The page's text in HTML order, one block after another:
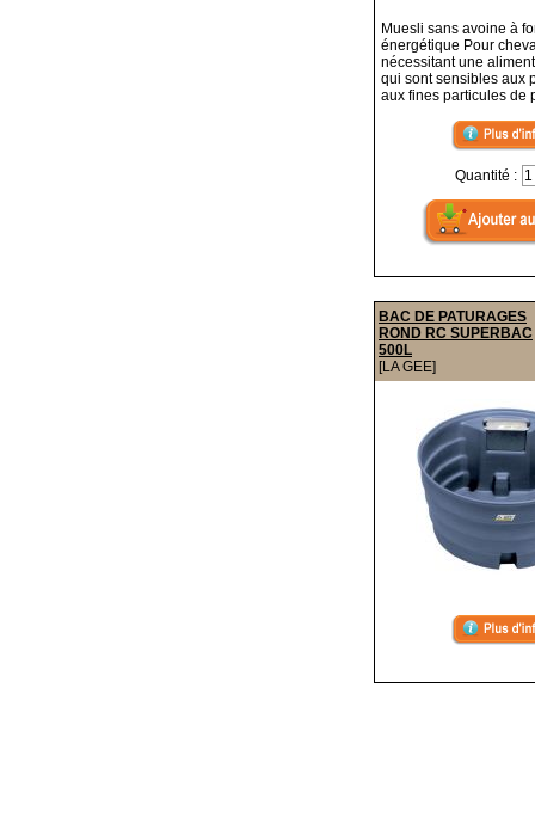
Muesli sans avoine à
énergétique Pour
nécessitant une
qui sont sensibles aux
aux fines particules de
Quantité :
BAC DE PATURAGES
ROND RC SUPERBAC
500L
[LA GEE]